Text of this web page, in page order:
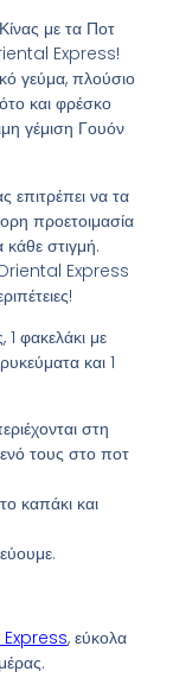
με τα Ποτ
Express!
γεύμα, πλούσιο
και φρέσκο
γέμιση Γουόν
επιτρέπει να τα
προετοιμασία
κάθε στιγμή.
Oriental Express
1 φακελάκι με
και 1
στη
τους στο ποτ
καπάκι και
, εύκολα